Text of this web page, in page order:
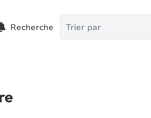
Recherche Trier par